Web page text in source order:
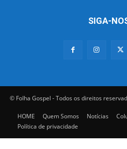
SIGA-
© Folha Gospel - Todos os direitos
HOME Quem Somos Notícias
Política de privacidade